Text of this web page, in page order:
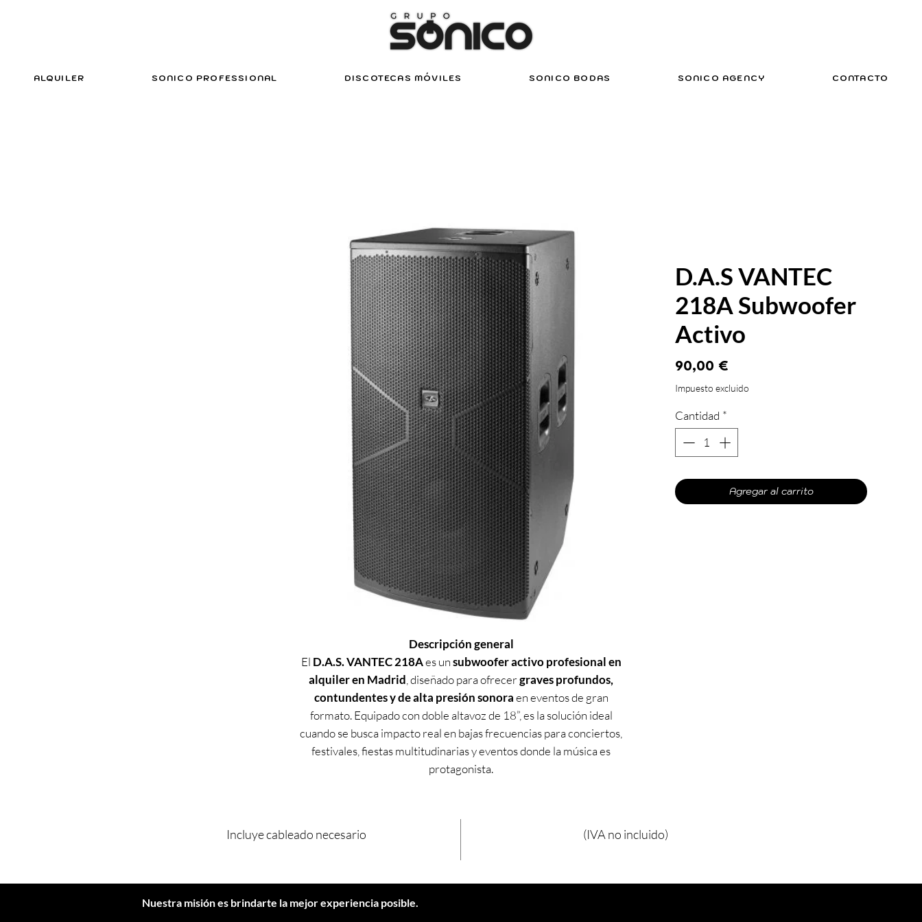
ALQUILER SONICO PROFESSIONAL DISCOTECAS MÓVILES SONICO BODAS SONICO AGENCY CONTACTO
D.A.S VANTEC
218A Subwoofer
Activo
90,00 €
Impuesto excluido
Cantidad *
Agregar al carrito
Descripción general
El D.A.S. VANTEC 218Aes unsubwoofer activo profesional en
alquiler en Madrid , diseñado para ofrecergraves profundos,
contundentes y de alta presión sonoraen eventos de gran
formato. Equipado con doble altavoz de 18”, es la solución ideal
cuando se busca impacto real en bajas frecuencias para conciertos,
festivales, fiestas multitudinarias y eventos donde la música es
protagonista.
experiencia sonora completa y equilibrada.
Características técnicas principales
Amplificación integrada de alta potencia
Incluye cableado necesario (IVA no incluido)
Nuestra misión es brindarte la mejor experiencia posible.